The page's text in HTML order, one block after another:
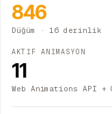
846
Düğüm · 16 derinlik
AKTİF ANİMASYON
11
Web Animations API +